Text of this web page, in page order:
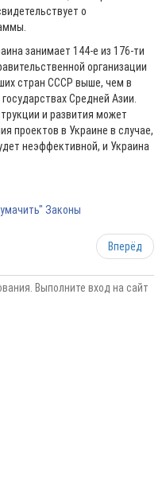
о
занимает 144-е из 176-ти
организации
стран СССР выше, чем в
Средней Азии.
и развития может
проектов в Украине в случае,
неэффективной, и Украина
Законы
Вперёд
Выполните вход на сайт